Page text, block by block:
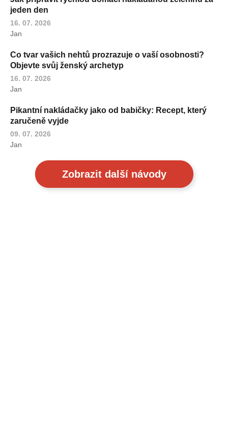
jeden den
16. 07. 2026
Jan
Co tvar vašich nehtů prozrazuje o vaší osobnosti?
Objevte svůj ženský archetyp
16. 07. 2026
Jan
Pikantní nakládačky jako od babičky: Recept, který
zaručeně vyjde
09. 07. 2026
Jan
Zobrazit další návody